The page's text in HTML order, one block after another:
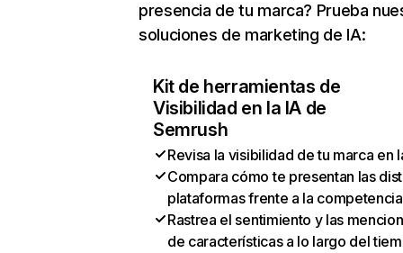
presencia de tu marca? Prueba
soluciones de marketing de IA:
Kit de herramientas de
Visibilidad en la IA de
Semrush
Revisa la visibilidad de tu marca en
Compara cómo te presentan las
plataformas frente a la competencia
Rastrea el sentimiento y las
de características a lo largo del